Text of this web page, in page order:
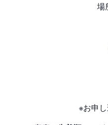
場
※お申